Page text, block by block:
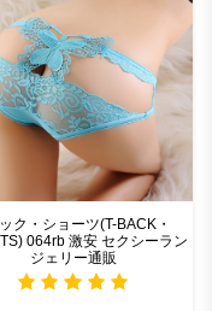
ク・ショーツ(T-BACK・
064rb 激安 セクシーラン
ジェリー通販